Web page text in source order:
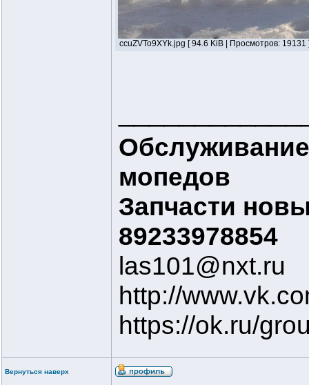
ccuZVTo9XYk.jpg [ 94.6 KiB | Просмотров: 19131
мопедов
Запчасти
89233978854
las101@nxt.ru
http://
https://ok.ru/
Вернуться наверх